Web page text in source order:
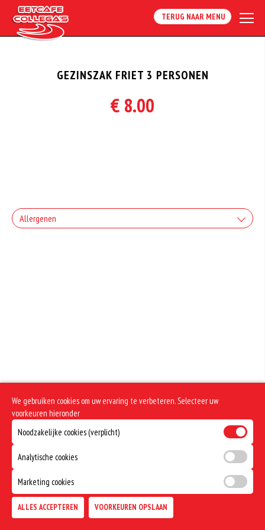
TERUG NAAR MENU
GEZINSZAK FRIET 3 PERSONEN
€ 8.00
Allergenen
We gebruiken cookies om uw ervaring te verbeteren. Selecteer uw
voorkeuren hieronder
Noodzakelijke cookies (verplicht)
Analytische cookies
Marketing cookies
ALLES ACCEPTEREN VOORKEUREN OPSLAAN